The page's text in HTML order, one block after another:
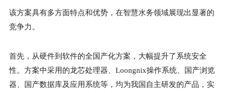
该方案具有多方面特点和优势，在智慧水务领域展现出显著的
竞争力。
首先，从硬件到软件的全国产化方案，大幅提升了系统安全
性。方案中采用的龙芯处理器、Loongnix操作系统、国产浏览
器、国产数据库及应用系统等，均为我国自主研发的产品，实